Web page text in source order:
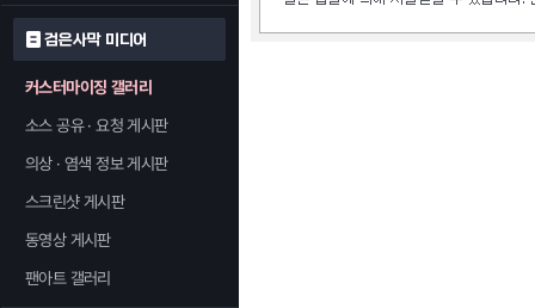
검은사막 미디어
커스터마이징 갤러리
소스 공유 · 요청 게시판
의상 · 염색 정보 게시판
스크린샷 게시판
동영상 게시판
팬아트 갤러리